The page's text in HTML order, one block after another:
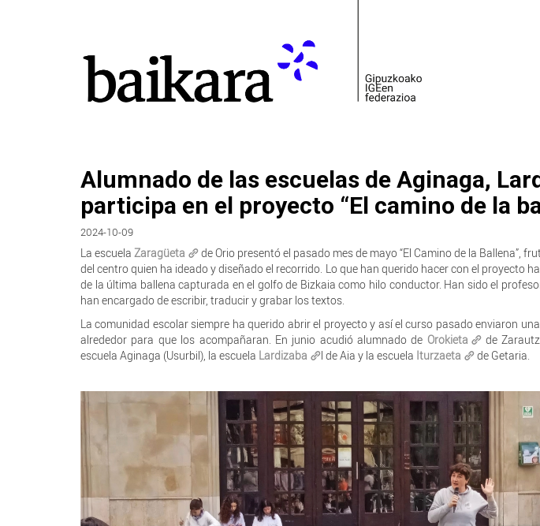
Alumnado de las escuelas de Aginaga,
participa en el proyecto “El camino de la
2024-10-09
La escuelaZaragüeta
de Orio presentó el pasado mes de mayo “El Camino de la Ballena”,
del centro quien ha ideado y diseñado el recorrido. Lo que han querido hacer con el proyecto
de la última ballena capturada en el golfo de Bizkaia como hilo conductor. Han sido el
han encargado de escribir, traducir y grabar los textos.
La comunidad escolar siempre ha querido abrir el proyecto y así el curso pasado enviaron
alrededor para que los acompañaran. En junio acudió alumnado de Orokieta
de
escuela Aginaga (Usurbil), la escuela Lardizaba l de Aia y la escuela Iturzaeta de Getaria.